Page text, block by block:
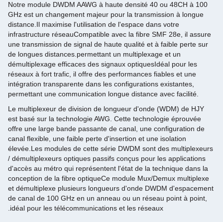
Notre module DWDM AAWG à haute densité 40 ou 48CH à 100
GHz est un changement majeur pour la transmission à longue
distance.Il maximise l'utilisation de l'espace dans votre
infrastructure réseauCompatible avec la fibre SMF 28e, il assure
une transmission de signal de haute qualité et à faible perte sur
de longues distances.permettant un multiplexage et un
démultiplexage efficaces des signaux optiquesIdéal pour les
réseaux à fort trafic, il offre des performances fiables et une
intégration transparente dans les configurations existantes,
permettant une communication longue distance avec facilité.
Le multiplexeur de division de longueur d'onde (WDM) de HJY
est basé sur la technologie AWG. Cette technologie éprouvée
offre une large bande passante de canal, une configuration de
canal flexible, une faible perte d'insertion et une isolation
élevée.Les modules de cette série DWDM sont des multiplexeurs
/ démultiplexeurs optiques passifs conçus pour les applications
d'accès au métro qui représentent l'état de la technique dans la
conception de la fibre optiqueCe module Mux/Demux multiplexe
et démultiplexe plusieurs longueurs d'onde DWDM d'espacement
de canal de 100 GHz en un anneau ou un réseau point à point,
idéal pour les télécommunications et les réseaux.